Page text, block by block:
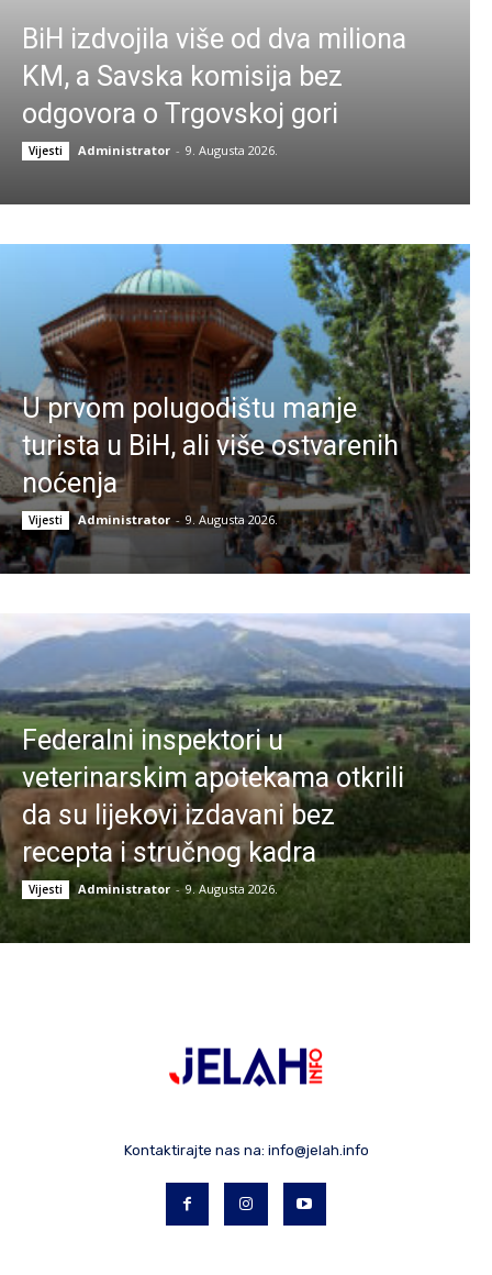
BiH izdvojila više od dva miliona
KM, a Savska komisija bez
odgovora o Trgovskoj gori
Vijesti Administrator - 9. Augusta 2026.
U prvom polugodištu manje
turista u BiH, ali više ostvarenih
noćenja
Vijesti Administrator - 9. Augusta 2026.
Federalni inspektori u
veterinarskim apotekama otkrili
da su lijekovi izdavani bez
recepta i stručnog kadra
Vijesti Administrator - 9. Augusta 2026.
Kontaktirajte nas na: info@jelah.info